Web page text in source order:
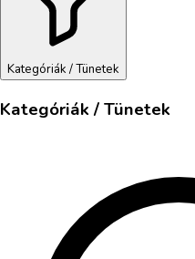
Kategóriák / Tünetek
Kategóriák / Tünetek